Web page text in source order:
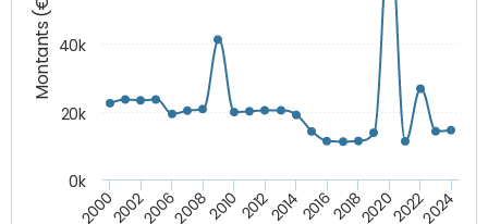
Montants (€)
20002002200620082010 2012201420162018202020222024
0k
20k
40k